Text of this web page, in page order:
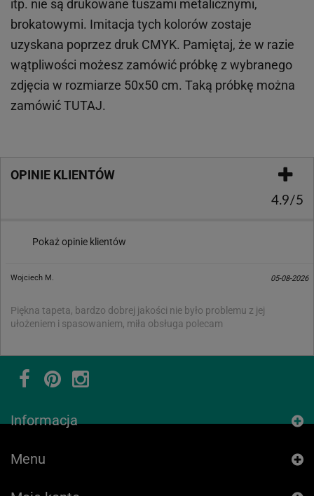
itp. nie są drukowane tuszami metalicznymi,
brokatowymi. Imitacja tych kolorów zostaje
uzyskana poprzez druk CMYK. Pamiętaj, że w razie
wątpliwości możesz zamówić próbkę z wybranego
zdjęcia w rozmiarze 50x50 cm. Taką próbkę można
zamówićTUTAJ.
OPINIE KLIENTÓW
4.9/5
Pokaż opinie klientów
Wojciech M. 05-08-2026
Piękna tapeta, bardzo dobrej jakości nie było problemu z jej
ułożeniem i spasowaniem, miła obsługa polecam
Informacja
Menu